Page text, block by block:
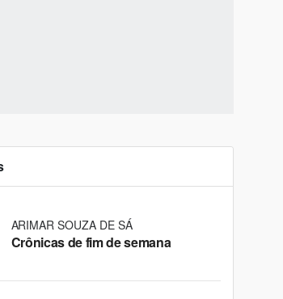
ARIMAR SOUZA DE SÁ
Crônicas de fim de semana